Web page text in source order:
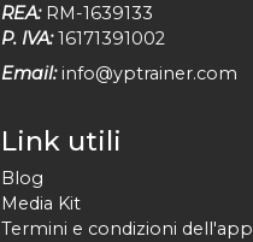
REA: RM-1639133
P. IVA: 16171391002
Email: info@yptrainer.com
Link utili
Blog
Media Kit
Termini e condizioni dell'app